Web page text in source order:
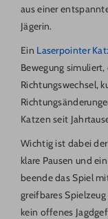
aus einer
Jägerin.
Ein Laserpointer
Bewegung
Richtungswechsel,
Katzen seit
Wichtig ist dabei
klare Pausen und
beende das Spiel
greifbares
kein offenes